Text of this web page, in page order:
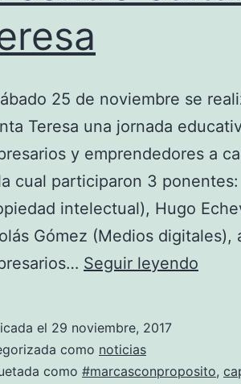
25 de noviembre se
Teresa una jornada
y emprendedores a
cual participaron 3
intelectual), Hugo
Gómez (Medios
Seguir leyendo
el 29 noviembre, 2017
como noticias
como #marcasconproposito,